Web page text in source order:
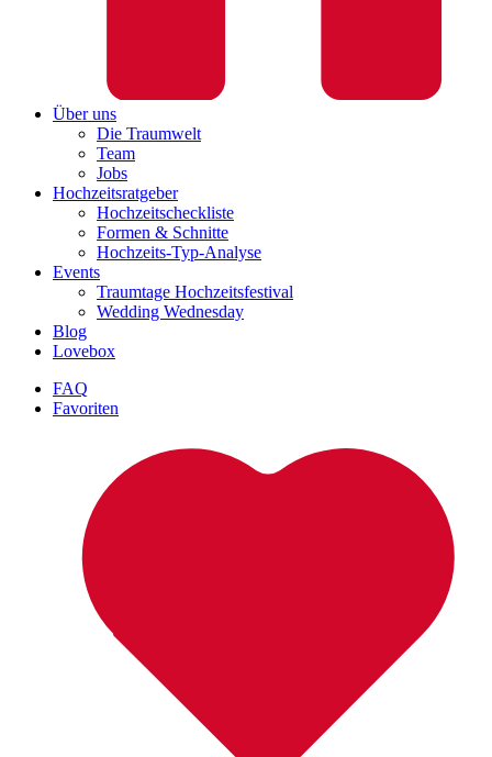
Über uns
Die Traumwelt
Team
Jobs
Hochzeitsratgeber
Hochzeitscheckliste
Formen & Schnitte
Hochzeits-Typ-Analyse
Events
Traumtage Hochzeitsfestival
Wedding Wednesday
Blog
Lovebox
FAQ
Favoriten